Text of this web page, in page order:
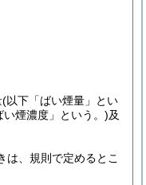
(以下「ばい煙量」とい
い煙濃度」という。)及
は、規則で定めるとこ